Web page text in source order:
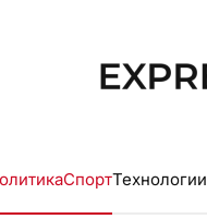
СпортТехнологии